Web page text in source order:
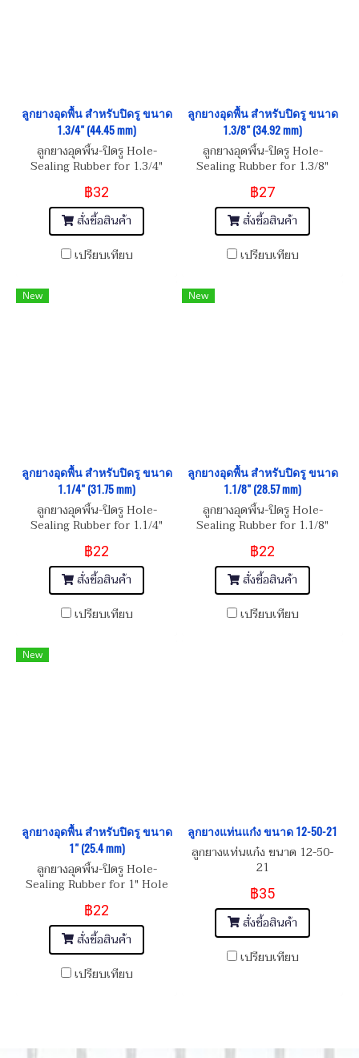
ลูกยางอุดพื้น สำหรับปิดรู ขนาด
1.3/4" (44.45 mm)
ลูกยางอุดพื้น-ปิดรู Hole-
Sealing Rubber for 1.3/4"
Hole
฿32
สั่งซื้อสินค้า
เปรียบเทียบ
ลูกยางอุดพื้น สำหรับปิดรู ขนาด
1.3/8" (34.92 mm)
ลูกยางอุดพื้น-ปิดรู Hole-
Sealing Rubber for 1.3/8"
Hole
฿27
สั่งซื้อสินค้า
เปรียบเทียบ
New
ลูกยางอุดพื้น สำหรับปิดรู ขนาด
1.1/4" (31.75 mm)
ลูกยางอุดพื้น-ปิดรู Hole-
Sealing Rubber for 1.1/4"
Hole
฿22
สั่งซื้อสินค้า
เปรียบเทียบ
New
ลูกยางอุดพื้น สำหรับปิดรู ขนาด
1.1/8" (28.57 mm)
ลูกยางอุดพื้น-ปิดรู Hole-
Sealing Rubber for 1.1/8"
Hole
฿22
สั่งซื้อสินค้า
เปรียบเทียบ
New
ลูกยางอุดพื้น สำหรับปิดรู ขนาด
1" (25.4 mm)
ลูกยางอุดพื้น-ปิดรู Hole-
Sealing Rubber for 1" Hole
฿22
สั่งซื้อสินค้า
เปรียบเทียบ
ลูกยางแท่นแก๋ง ขนาด 12-50-21
ลูกยางแท่นแก๋ง ขนาด 12-50-
21
฿35
สั่งซื้อสินค้า
เปรียบเทียบ